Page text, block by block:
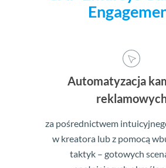
Automatyzacja
za pośrednictwem
w kreatora lub z pomocą
taktyk – gotowych